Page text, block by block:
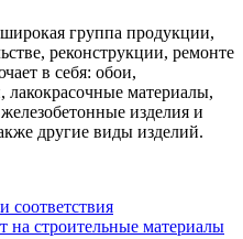
группа продукции,
реконструкции, ремонте
в себя: обои,
лакокрасочные материалы,
изделия и
другие виды изделий.
соответствия
на строительные материалы